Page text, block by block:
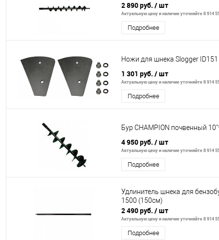
2 890 руб. / шт
Актуальную цену и наличие уточняйте 8 914
Подробнее
Ножи для шнека Slogger ID151
1 301 руб. / шт
Актуальную цену и наличие уточняйте 8 914
Подробнее
Бур CHAMPION почвенный
4 950 руб. / шт
Актуальную цену и наличие уточняйте 8 914
Подробнее
Удлинитель шнека для
1500 (150см)
2 490 руб. / шт
Актуальную цену и наличие уточняйте 8 914
Подробнее